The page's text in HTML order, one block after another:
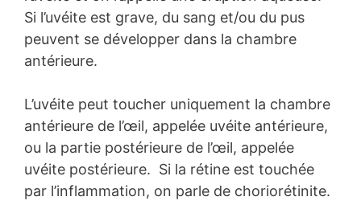
Si l’uvéite est grave, du sang et/ou du pus
peuvent se développer dans la chambre
antérieure.
L’uvéite peut toucher uniquement la chambre
antérieure de l’œil, appelée uvéite antérieure,
ou la partie postérieure de l’œil, appelée
uvéite postérieure. Si la rétine est touchée
par l’inflammation, on parle de choriorétinite.